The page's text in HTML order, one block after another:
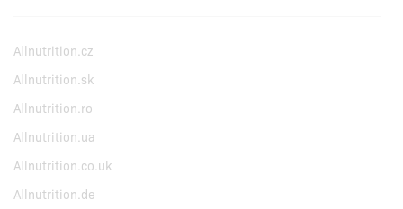
Allnutrition.cz
Allnutrition.sk
Allnutrition.ro
Allnutrition.ua
Allnutrition.co.uk
Allnutrition.de